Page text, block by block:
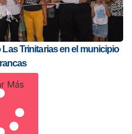
Trinitarias en el municipio
Más